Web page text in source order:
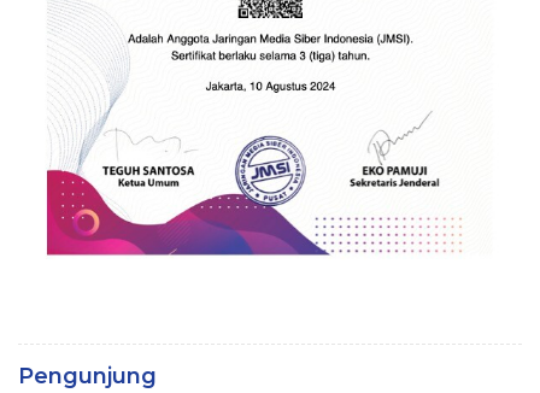
Pengunjung